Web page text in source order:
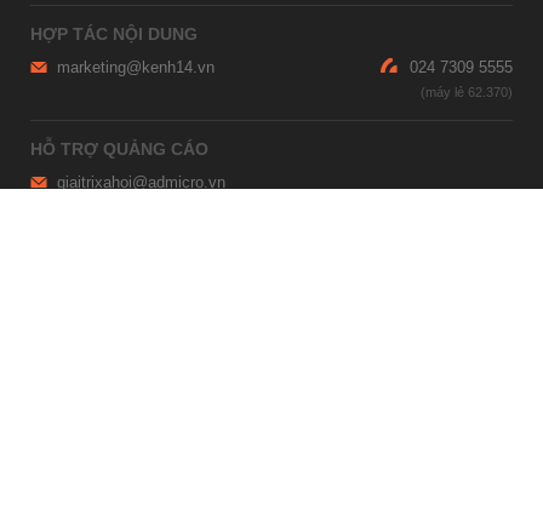
HỢP TÁC NỘI DUNG
marketing@kenh14.vn 024 7309 5555
HỖ TRỢ QUẢNG CÁO
giaitrixahoi@admicro.vn